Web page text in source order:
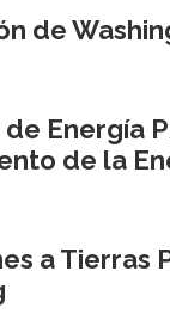
de
Energía
de la
a Tierras